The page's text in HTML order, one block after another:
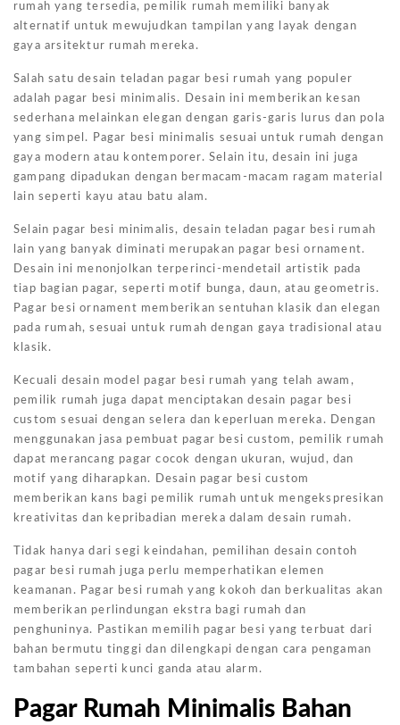
rumah yang tersedia, pemilik rumah memiliki banyak
alternatif untuk mewujudkan tampilan yang layak dengan
gaya arsitektur rumah mereka.
Salah satu desain teladan pagar besi rumah yang populer
adalah pagar besi minimalis. Desain ini memberikan kesan
sederhana melainkan elegan dengan garis-garis lurus dan pola
yang simpel. Pagar besi minimalis sesuai untuk rumah dengan
gaya modern atau kontemporer. Selain itu, desain ini juga
gampang dipadukan dengan bermacam-macam ragam material
lain seperti kayu atau batu alam.
Selain pagar besi minimalis, desain teladan pagar besi rumah
lain yang banyak diminati merupakan pagar besi ornament.
Desain ini menonjolkan terperinci-mendetail artistik pada
tiap bagian pagar, seperti motif bunga, daun, atau geometris.
Pagar besi ornament memberikan sentuhan klasik dan elegan
pada rumah, sesuai untuk rumah dengan gaya tradisional atau
klasik.
Kecuali desain model pagar besi rumah yang telah awam,
pemilik rumah juga dapat menciptakan desain pagar besi
custom sesuai dengan selera dan keperluan mereka. Dengan
menggunakan jasa pembuat pagar besi custom, pemilik rumah
dapat merancang pagar cocok dengan ukuran, wujud, dan
motif yang diharapkan. Desain pagar besi custom
memberikan kans bagi pemilik rumah untuk mengekspresikan
kreativitas dan kepribadian mereka dalam desain rumah.
Tidak hanya dari segi keindahan, pemilihan desain contoh
pagar besi rumah juga perlu memperhatikan elemen
keamanan. Pagar besi rumah yang kokoh dan berkualitas akan
memberikan perlindungan ekstra bagi rumah dan
penghuninya. Pastikan memilih pagar besi yang terbuat dari
bahan bermutu tinggi dan dilengkapi dengan cara pengaman
tambahan seperti kunci ganda atau alarm.
Pagar Rumah Minimalis Bahan